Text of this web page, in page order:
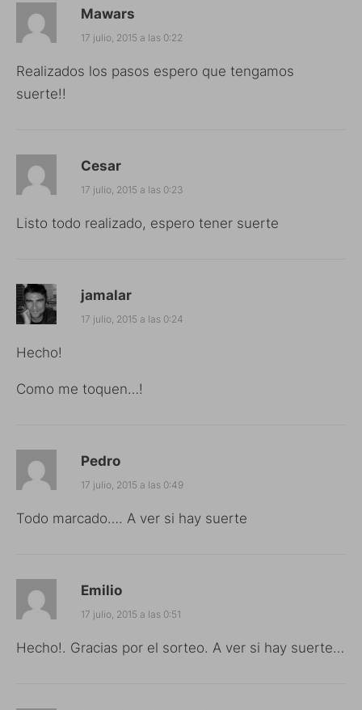
Mawars
17 julio, 2015 a las 0:22
Realizados los pasos espero que tengamos
suerte!!
Cesar
17 julio, 2015 a las 0:23
Listo todo realizado, espero tener suerte
jamalar
17 julio, 2015 a las 0:24
Hecho!
Como me toquen…!
Pedro
17 julio, 2015 a las 0:49
Todo marcado…. A ver si hay suerte
Emilio
17 julio, 2015 a las 0:51
Hecho!. Gracias por el sorteo. A ver si hay suerte…